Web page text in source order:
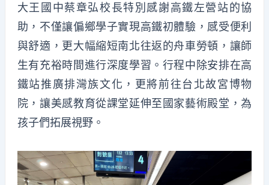
大王國中蔡章弘校長特別感謝高鐵左營站的協
助，不僅讓偏鄉學子實現高鐵初體驗，感受便利
與舒適，更大幅縮短南北往返的舟車勞頓，讓師
生有充裕時間進行深度學習。行程中除安排在高
鐵站推廣排灣族文化，更將前往台北故宮博物
院，讓美感教育從課堂延伸至國家藝術殿堂，為
孩子們拓展視野。